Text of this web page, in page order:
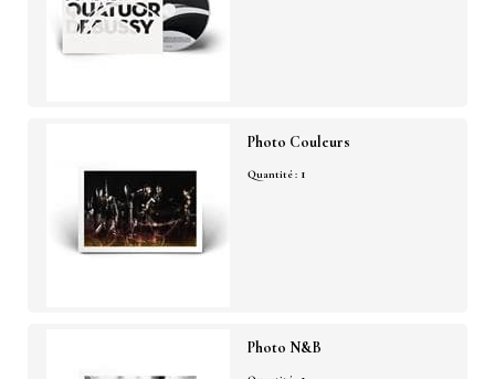
Photo Couleurs
Quantité : 1
Photo N&B